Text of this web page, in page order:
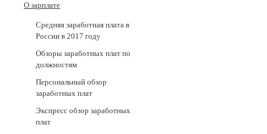
О зарплате
Средняя заработная плата в
России в 2017 годy
Обзоры заработных плат по
должностям
Персональный обзор
заработных плат
Экспресс обзор заработных
плат